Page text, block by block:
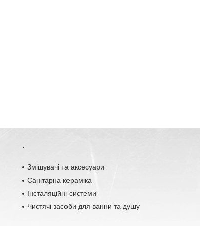
.
Змішувачі та аксесуари
Санітарна кераміка
Інсталяційні системи
Чистячі засоби для ванни та душу